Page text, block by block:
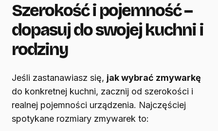
Szerokość i pojemność –
dopasuj do swojej kuchni i
rodziny
Jeśli zastanawiasz się, jak wybrać zmywarkę
do konkretnej kuchni, zacznij od szerokości i
realnej pojemności urządzenia. Najczęściej
spotykane rozmiary zmywarek to: